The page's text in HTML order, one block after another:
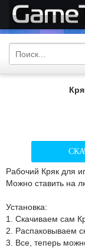
Рабочий Кряк для
Можно ставить на
Установка:
1. Скачиваем сам
2. Распаковываем
3. Все, теперь